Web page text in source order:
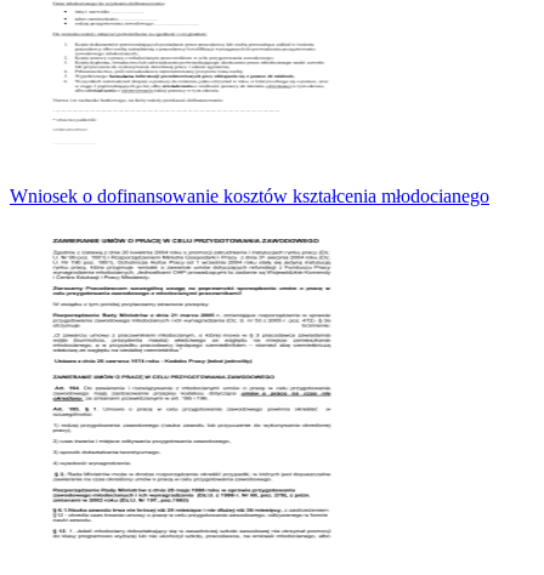
Wniosek o dofinansowanie kosztów kształcenia młodocianego